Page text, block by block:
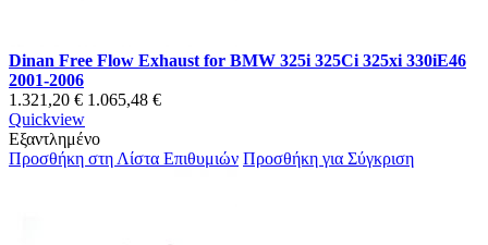
Dinan Free Flow Exhaust for BMW 325i 325Ci 325xi 330iE46
2001-2006
1.321,20 € 1.065,48 €
Quickview
Εξαντλημένο
Προσθήκη στη Λίστα Επιθυμιών Προσθήκη για Σύγκριση